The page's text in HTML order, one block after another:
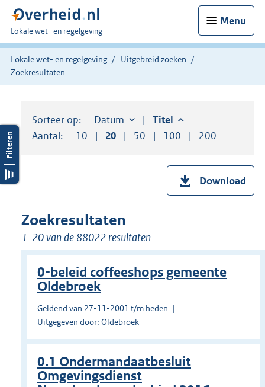
Menu
U
bent
hier:
Lokale wet- en regelgeving
Lokale wet- en regelgeving
Uitgebreid zoeken
Zoekresultaten
Sorteer op: Sorteer op:
Datum aflopendSorteer op:
Titel aflopend
Aantal:
Toon
10 resultaten per pagina
Toon
20 resultaten per pagina
Toon
50 resultaten per pagina
Toon
100 resultaten per
Toon
200
Download
Zoekresultaten
1-20 van de 88022 resultaten
0-beleid coffeeshops gemeente
Oldebroek
Geldend van 27-11-2001 t/m heden
Uitgegeven door: Oldebroek
0.1 Ondermandaatbesluit
Omgevingsdienst